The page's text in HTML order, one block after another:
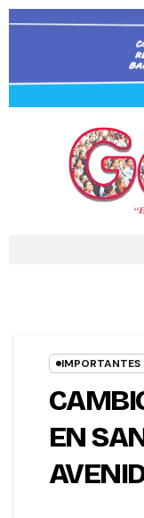
IMPORTANTES
EN